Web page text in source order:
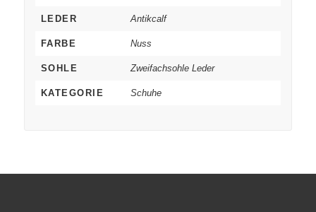
LEDER Antikcalf
FARBE Nuss
SOHLE Zweifachsohle Leder
KATEGORIE Schuhe